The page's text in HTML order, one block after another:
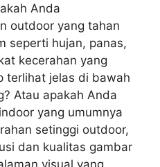
Anda
outdoor yang tahan
seperti hujan, panas,
kecerahan yang
terlihat jelas di bawah
Atau apakah Anda
yang umumnya
setinggi outdoor,
dan kualitas gambar
visual yang